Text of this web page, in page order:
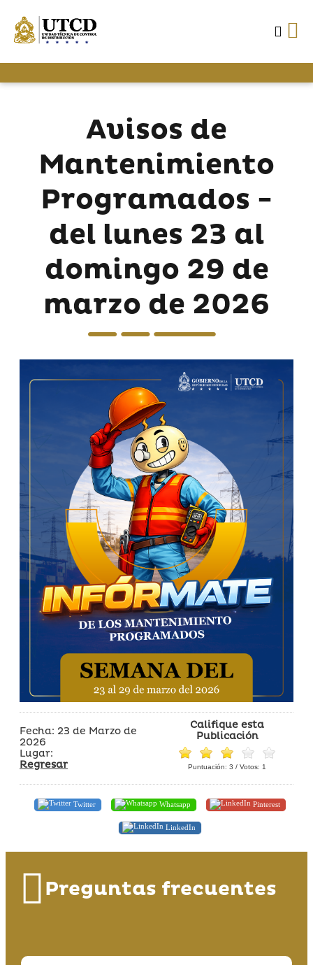
Avisos de
Mantenimiento
Programados -
del lunes 23 al
domingo 29 de
marzo de 2026
Fecha: 23 de Marzo de
2026
Lugar:
Regresar
Califique esta
Publicación
Puntuación: 3 / Votos: 1
Twitter Whatsapp Pinterest
LinkedIn
Preguntas frecuentes